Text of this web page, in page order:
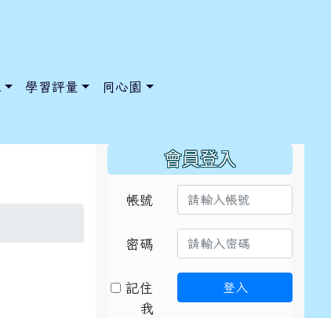
學習評量 同心園
style=font-size: 1rem; background-
style=font-size: 1rem; background-
會員登入
帳號
密碼
記住
我
登入